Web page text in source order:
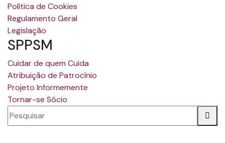
Política de Cookies
Regulamento Geral
Legislação
SPPSM
Cuidar de quem Cuida
Atribuição de Patrocínio
Projeto Informemente
Tornar-se Sócio